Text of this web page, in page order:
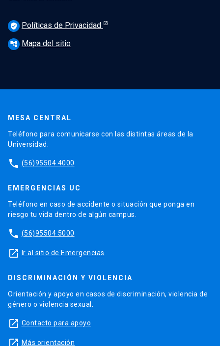
verified_user Políticas de Privacidad
account_tree Mapa del sitio
MESA CENTRAL
Teléfono para comunicarse con las distintas áreas de la
Universidad.
phone (56)95504 4000
EMERGENCIAS UC
Teléfono en caso de accidente o situación que ponga en
riesgo tu vida dentro de algún campus.
phone (56)95504 5000
launch Ir al sitio de Emergencias
DISCRIMINACIÓN Y VIOLENCIA
Orientación y apoyo en casos de discriminación, violencia de
género o violencia sexual.
launch Contacto para apoyo
launch Más orientación